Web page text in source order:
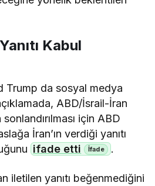
Kabul
Trump da sosyal medya
ABD/İsrail-İran
sonlandırılması için ABD
İran’ın verdiği yanıtı
ifade etti .
iletilen yanıtı beğenmediğini